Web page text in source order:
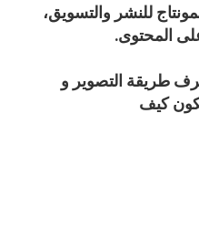
للنشر والتسويق،
المحتوى.
طريقة التصوير و
كيف